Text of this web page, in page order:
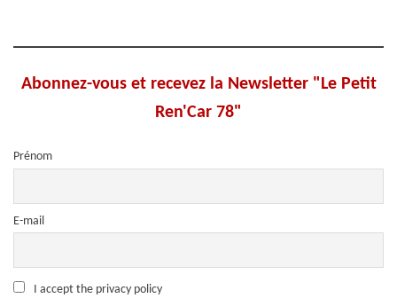
Abonnez-vous et recevez la Newsletter "Le Petit
Ren'Car 78"
Prénom
E-mail
I accept the privacy policy